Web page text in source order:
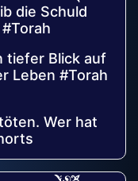
die Schuld
tiefer Blick auf
Leben #Torah
Wer hat